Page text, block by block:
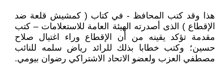
هذا وقد كتب المحافظ - في كتاب ( كمشيش قلعة ضد
الإقطاع ) الذى أصدرته الهيئة العامة للاستعلامات – كتب
مقدمة تؤكد يقينه من أن الإقطاع وراء اغتيال صلاح
حسين؛ وكتب خطابا بذلك للرائد رياض سلمه للنائب
مصطفي العزب ولعضو الاتحاد الاشتراكي رضوان بيومي.